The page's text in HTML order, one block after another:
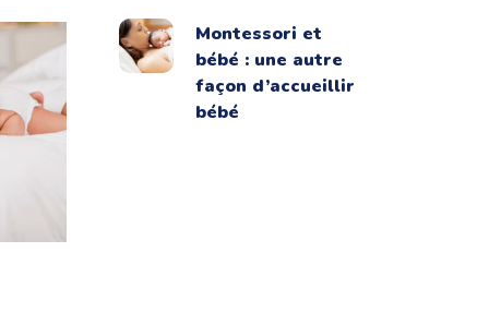
Montessori et
bébé : une autre
façon d’accueillir
bébé